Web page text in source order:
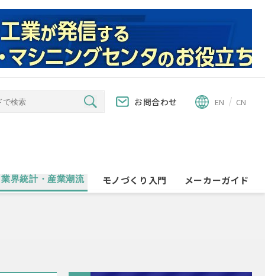
お問合わせ EN CN
業界統計・産業潮流 モノづくり入門 メーカーガイド